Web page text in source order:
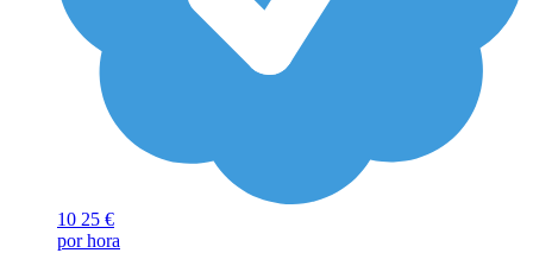
10 25 €
por hora